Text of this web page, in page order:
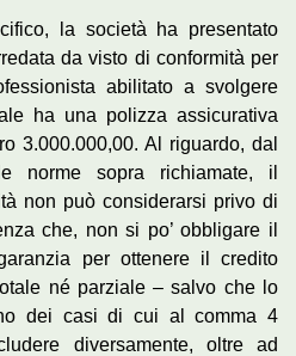
la società ha presentato
da visto di conformità per
abilitato a svolgere
ha una polizza assicurativa
3.000.000,00. Al riguardo, dal
norme sopra richiamate, il
non può considerarsi privo di
che, non si po’ obbligare il
per ottenere il credito
né parziale – salvo che lo
dei casi di cui al comma 4
diversamente, oltre ad